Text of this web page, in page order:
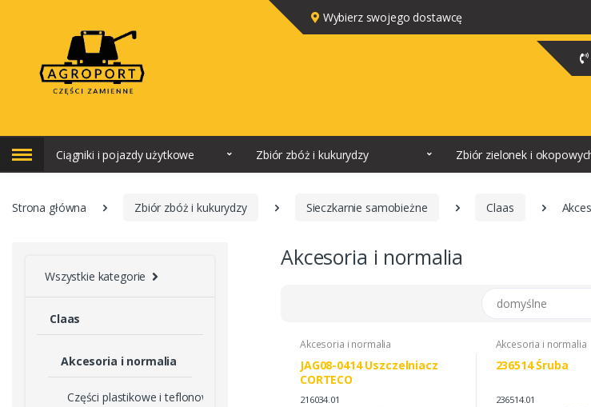
Wybierz swojego dostawcę
Ciągniki i pojazdy użytkowe Zbiór zbóż i kukurydzy Zbiór zielonek i
Strona główna Zbiór zbóż i kukurydzy Sieczkarnie samobieżne Claas
Wszystkie kategorie
Claas
Akcesoria i normalia
Części plastikowe i teflonowe
Akcesoria i normalia
domyślne
Akcesoria i normalia
JAG08-0414 Uszczelniacz
CORTECO
216034.01
Akcesoria i normalia
236514 Śruba
236514.01